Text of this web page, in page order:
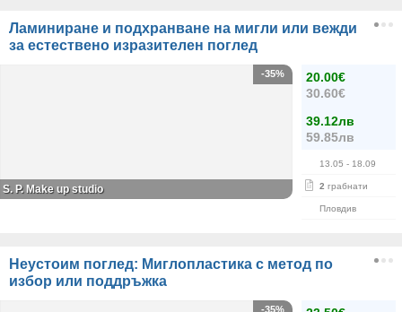
Ламиниране и подхранване на мигли или вежди
за естествено изразителен поглед
20.00€
30.60€
39.12лв
59.85лв
13.05 - 18.09
2 грабнати
Пловдив
-35%
S. P. Мake up studio
Неустоим поглед: Миглопластика с метод по
избор или поддръжка
-35%